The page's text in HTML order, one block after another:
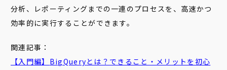
分析、レポーティングまでの一連のプロセスを、高速かつ
効率的に実行することができます。
関連記事：
【入門編】 BigQueryとは？できること・メリットを初心